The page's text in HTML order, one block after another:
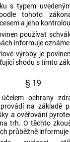
s typem
tohoto
a jeho
používat
informuje
výroby je
shodu s tímto
§ 19
ochrany
na základě
a ověřování
trh. O těchto
průběžně informuje